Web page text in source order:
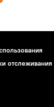
отслеживания